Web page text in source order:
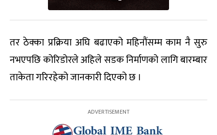
तर ठेक्का प्रक्रिया अघि बढाएको महिनौंसम्म काम नै सुरु
नभएपछि कोरिडोरले अहिले सडक निर्माणको लागि बारम्बार
ताकेता गरिरहेको जानकारी दिएको छ ।